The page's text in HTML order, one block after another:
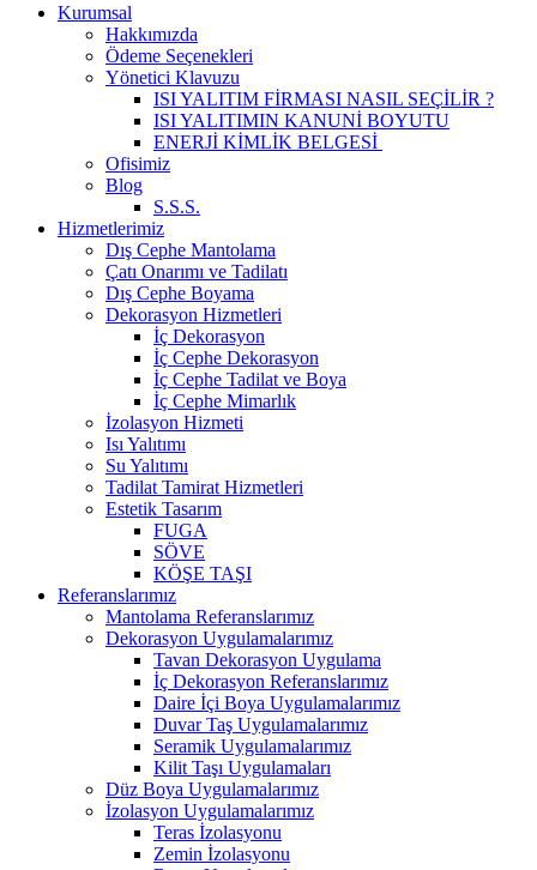
Kurumsal
Hakkımızda
Ödeme Seçenekleri
Yönetici Klavuzu
ISI YALITIM FİRMASI NASIL SEÇİLİR ?
ISI YALITIMIN KANUNİ BOYUTU
ENERJİ KİMLİK BELGESİ
Ofisimiz
Blog
S.S.S.
Hizmetlerimiz
Dış Cephe Mantolama
Çatı Onarımı ve Tadilatı
Dış Cephe Boyama
Dekorasyon Hizmetleri
İç Dekorasyon
İç Cephe Dekorasyon
İç Cephe Tadilat ve Boya
İç Cephe Mimarlık
İzolasyon Hizmeti
Isı Yalıtımı
Su Yalıtımı
Tadilat Tamirat Hizmetleri
Estetik Tasarım
FUGA
SÖVE
KÖŞE TAŞI
Referanslarımız
Mantolama Referanslarımız
Dekorasyon Uygulamalarımız
Tavan Dekorasyon Uygulama
İç Dekorasyon Referanslarımız
Daire İçi Boya Uygulamalarımız
Duvar Taş Uygulamalarımız
Seramik Uygulamalarımız
Kilit Taşı Uygulamaları
Düz Boya Uygulamalarımız
İzolasyon Uygulamalarımız
Teras İzolasyonu
Zemin İzolasyonu